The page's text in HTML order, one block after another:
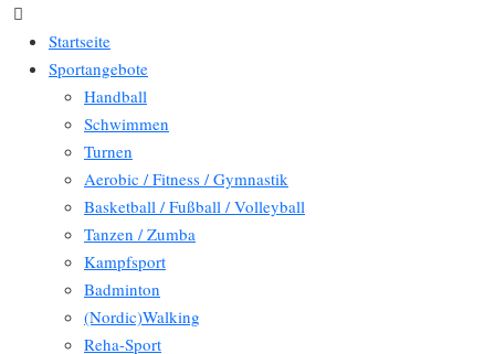
Startseite
Sportangebote
Handball
Schwimmen
Turnen
Aerobic / Fitness / Gymnastik
Basketball / Fußball / Volleyball
Tanzen / Zumba
Kampfsport
Badminton
(Nordic)Walking
Reha-Sport